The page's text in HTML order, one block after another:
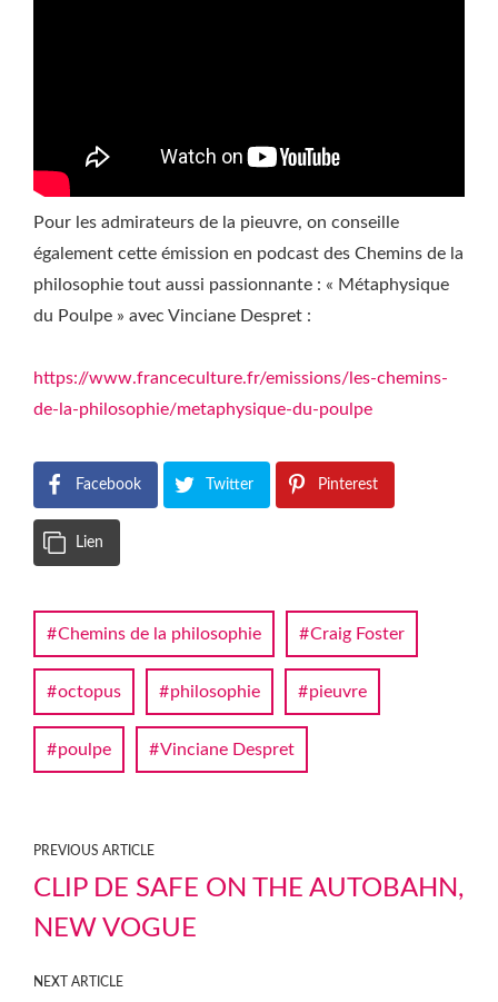
Pour les admirateurs de la pieuvre, on conseille
également cette émission en podcast des Chemins de la
philosophie tout aussi passionnante : « Métaphysique
du Poulpe » avec Vinciane Despret :
https://www.franceculture.fr/emissions/les-chemins-
de-la-philosophie/metaphysique-du-poulpe
Facebook Twitter Pinterest
Lien
Chemins de la philosophie Craig Foster
octopus philosophie pieuvre
poulpe Vinciane Despret
PREVIOUS ARTICLE
CLIP DE SAFE ON THE AUTOBAHN,
NEW VOGUE
NEXT ARTICLE